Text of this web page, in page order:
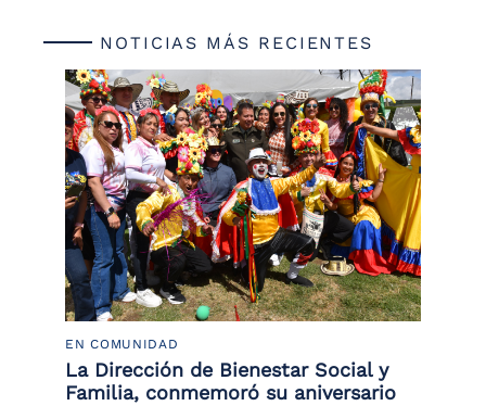
NOTICIAS MÁS RECIENTES
EN COMUNIDAD
La Dirección de Bienestar Social y
Familia, conmemoró su aniversario